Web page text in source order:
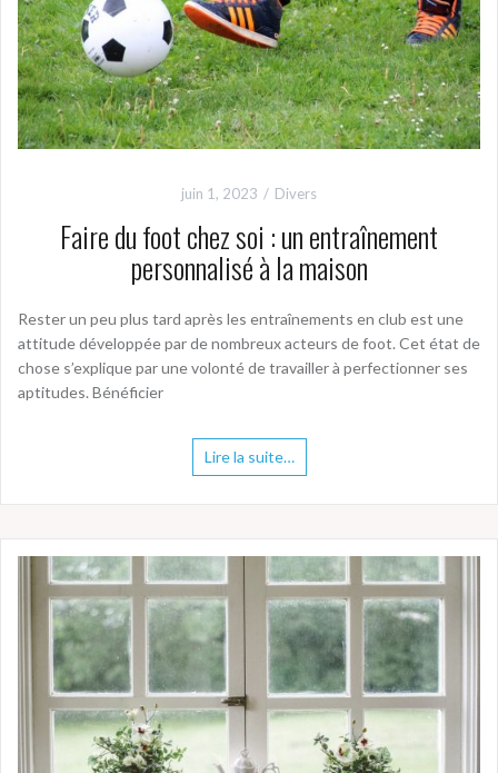
juin 1, 2023 Divers
Faire du foot chez soi : un entraînement
personnalisé à la maison
Rester un peu plus tard après les entraînements en club est une
attitude développée par de nombreux acteurs de foot. Cet état de
chose s’explique par une volonté de travailler à perfectionner ses
aptitudes. Bénéficier
Lire la suite…